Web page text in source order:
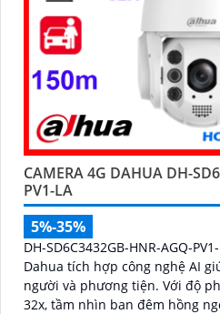
CAMERA 4G DAHUA DH-
PV1-LA
5%-35%
DH-SD6C3432GB-HNR-AGQ-
Dahua tích hợp công nghệ AI
người và phương tiện. Với độ phân giải 4MP, zoom quang
32x, tầm nhìn ban đêm hồng